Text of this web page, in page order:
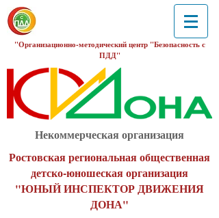
"Организационно-методический центр "Безопасность с
ПДД"
Некоммерческая организация
Ростовская региональная общественная
детско-юношеская организация
"ЮНЫЙ ИНСПЕКТОР ДВИЖЕНИЯ
ДОНА"